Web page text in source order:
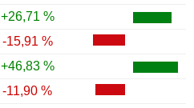
+26,71 %
-15,91 %
+46,83 %
-11,90 %